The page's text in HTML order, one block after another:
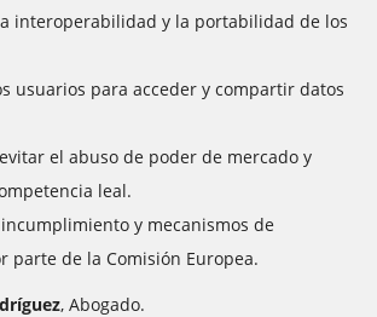
interoperabilidad y la portabilidad de los
usuarios para acceder y compartir datos
el abuso de poder de mercado y
leal.
y mecanismos de
parte de la Comisión Europea.
, Abogado.